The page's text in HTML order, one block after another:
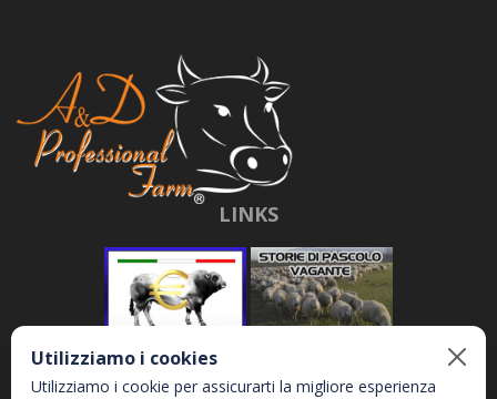
LINKS
Utilizziamo i cookies
Utilizziamo i cookie per assicurarti la migliore esperienza